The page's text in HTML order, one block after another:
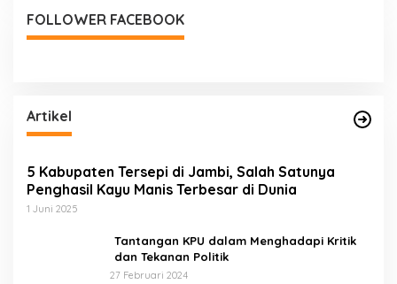
FOLLOWER FACEBOOK
Artikel
5 Kabupaten Tersepi di Jambi, Salah Satunya
Penghasil Kayu Manis Terbesar di Dunia
1 Juni 2025
Tantangan KPU dalam Menghadapi Kritik
dan Tekanan Politik
27 Februari 2024